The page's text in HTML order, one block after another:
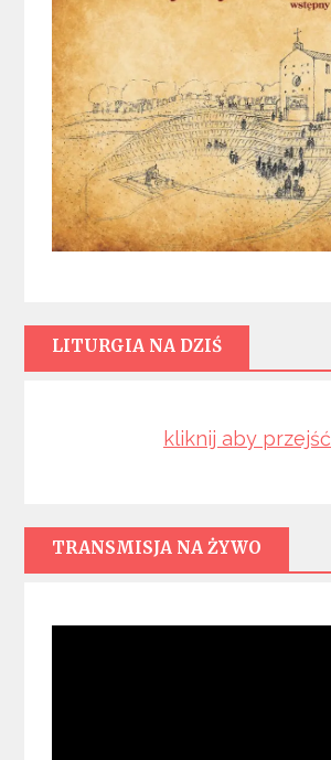
LITURGIA NA DZIŚ
kliknij aby przejść
TRANSMISJA NA ŻYWO